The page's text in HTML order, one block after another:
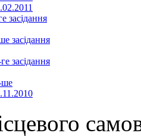
засідання
засідання
засідання
ше